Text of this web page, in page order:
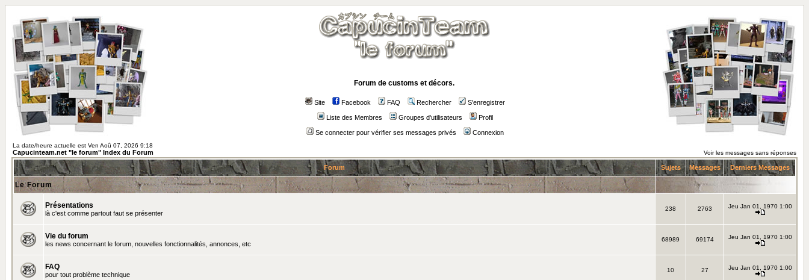
Forum de customs et décors.
Site Facebook FAQ Rechercher S'enregistrer
Liste des Membres Groupes d'utilisateurs Profil
Se connecter pour vérifier ses messages privés Connexion
La date/heure actuelle est Ven Aoû 07, 2026 9:18
Capucinteam.net "le forum" Index du Forum Voir les messages sans réponses
Forum Sujets Messages Derniers Messages
Le Forum
Présentations
là c'est comme partout faut se présenter
238 2763 Jeu Jan 01, 1970 1:00
Vie du forum
les news concernant le forum, nouvelles fonctionnalités, annonces, etc
68989 69174 Jeu Jan 01, 1970 1:00
FAQ
pour tout problème technique
10 27 Jeu Jan 01, 1970 1:00